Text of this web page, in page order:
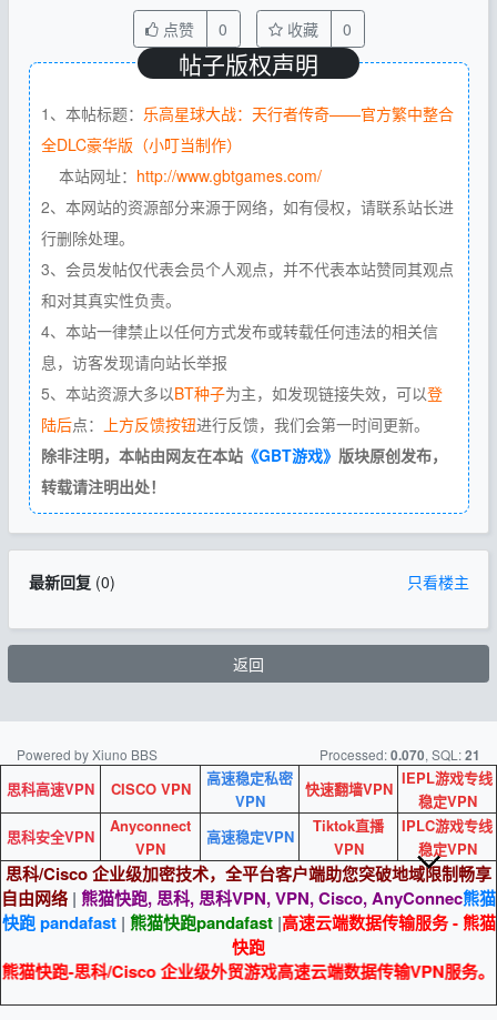
点赞 0 收藏 0
帖子版权声明
1、本帖标题： 乐高星球大战：天行者传奇——官方繁中整合
全DLC豪华版（小叮当制作）
本站网址： http://www.gbtgames.com/
2、本网站的资源部分来源于网络，如有侵权，请联系站长进
行删除处理。
3、会员发帖仅代表会员个人观点，并不代表本站赞同其观点
和对其真实性负责。
4、本站一律禁止以任何方式发布或转载任何违法的相关信
息，访客发现请向站长举报
5、本站资源大多以BT种子为主，如发现链接失效，可以登
陆后点： 上方反馈按钮进行反馈，我们会第一时间更新。
除非注明，本帖由网友在本站《GBT游戏》 版块原创发布，
转载请注明出处！
最新回复(0) 只看楼主
返回
Powered by Xiuno BBS Processed:0.070, SQL:21
思科高速VPN CISCO VPN
高速稳定私密
VPN
快速翻墙VPN
IEPL游戏专线
稳定VPN
思科安全VPN
Anyconnect
VPN
高速稳定VPN
Tiktok直播
VPN
IPLC游戏专线
稳定VPN
思科/Cisco 企业级加密技术，全平台客户端助您突破地域限制畅享
自由网络 | 熊猫快跑, 思科, 思科VPN, VPN, Cisco, AnyConnec熊猫
快跑 pandafast| 熊猫快跑pandafast|高速云端数据传输服务 - 熊猫
快跑
熊猫快跑-思科/Cisco 企业级外贸游戏高速云端数据传输VPN服务。